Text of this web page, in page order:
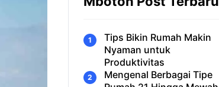
Tips Bikin Rumah Makin
Nyaman untuk
Produktivitas
Mengenal Berbagai Tipe